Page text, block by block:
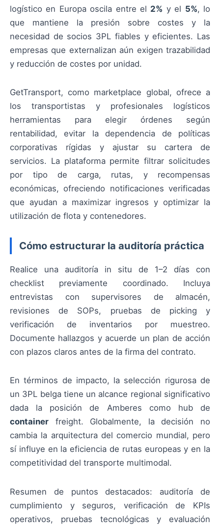
logístico en Europa oscila entre el 2% y el 5%, lo
que mantiene la presión sobre costes y la
necesidad de socios 3PL fiables y eficientes. Las
empresas que externalizan aún exigen trazabilidad
y reducción de costes por unidad.
GetTransport, como marketplace global, ofrece a
los transportistas y profesionales logísticos
herramientas para elegir órdenes según
rentabilidad, evitar la dependencia de políticas
corporativas rígidas y ajustar su cartera de
servicios. La plataforma permite filtrar solicitudes
por tipo de carga, rutas, y recompensas
económicas, ofreciendo notificaciones verificadas
que ayudan a maximizar ingresos y optimizar la
utilización de flota y contenedores.
Cómo estructurar la auditoría práctica
Realice una auditoría in situ de 1–2 días con
checklist previamente coordinado. Incluya
entrevistas con supervisores de almacén,
revisiones de SOPs, pruebas de picking y
verificación de inventarios por muestreo.
Documente hallazgos y acuerde un plan de acción
con plazos claros antes de la firma del contrato.
En términos de impacto, la selección rigurosa de
un 3PL belga tiene un alcance regional significativo
dada la posición de Amberes como hub de
container freight. Globalmente, la decisión no
cambia la arquitectura del comercio mundial, pero
sí influye en la eficiencia de rutas europeas y en la
competitividad del transporte multimodal.
Resumen de puntos destacados: auditoría de
cumplimiento y seguros, verificación de KPIs
operativos, pruebas tecnológicas y evaluación